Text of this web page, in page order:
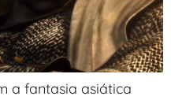
a fantasia asiática